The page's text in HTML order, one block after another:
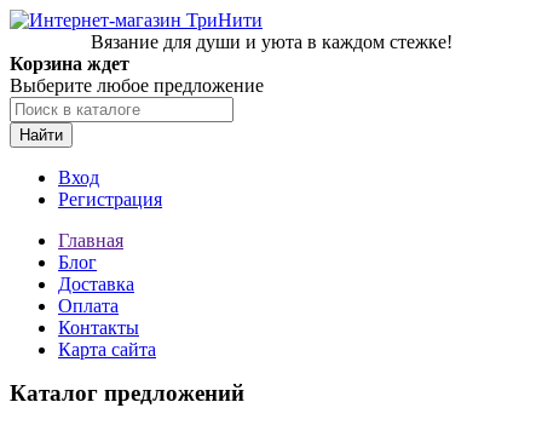
Вязание для души и уюта в каждом стежке!
Корзина ждет
Выберите любое предложение
Найти
Вход
Регистрация
Главная
Блог
Доставка
Оплата
Контакты
Карта сайта
Каталог предложений